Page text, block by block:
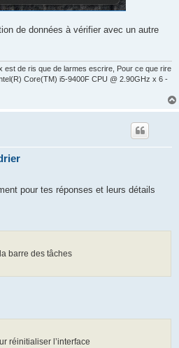
de données à vérifier avec un autre
est de ris que de larmes escrire, Pour ce que rire
Core(TM) i5-9400F CPU @ 2.90GHz x 6 -
pour tes réponses et leurs détails
barre des tâches
réinitialiser l’interface